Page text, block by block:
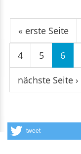
Seiten
« erste Seite
4 5 6
nächste Seite ›
tweet